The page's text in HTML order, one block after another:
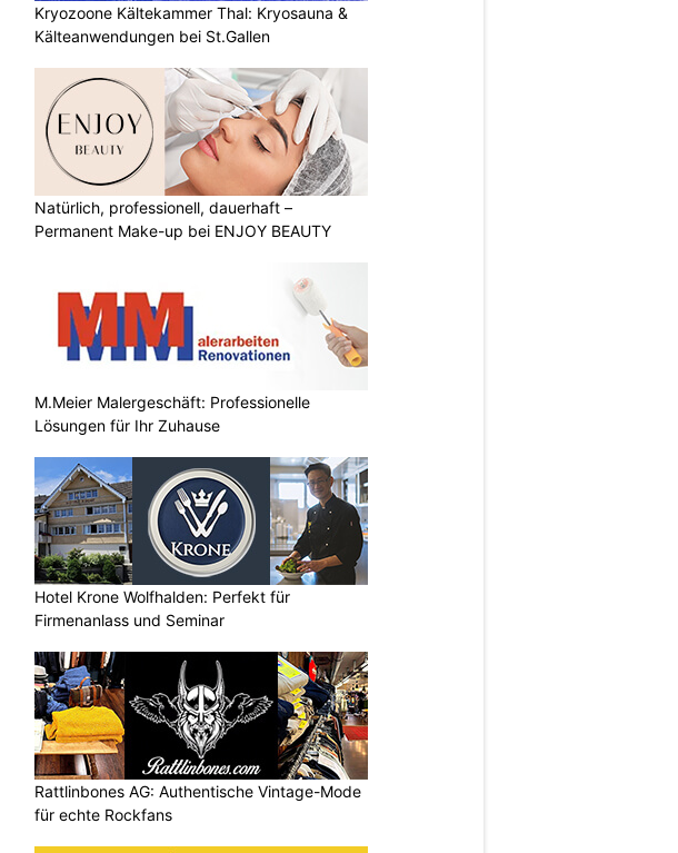
Kryozoone Kältekammer Thal: Kryosauna &
Kälteanwendungen bei St.Gallen
Natürlich, professionell, dauerhaft –
Permanent Make-up bei ENJOY BEAUTY
M.Meier Malergeschäft: Professionelle
Lösungen für Ihr Zuhause
Hotel Krone Wolfhalden: Perfekt für
Firmenanlass und Seminar
Rattlinbones AG: Authentische Vintage-Mode
für echte Rockfans